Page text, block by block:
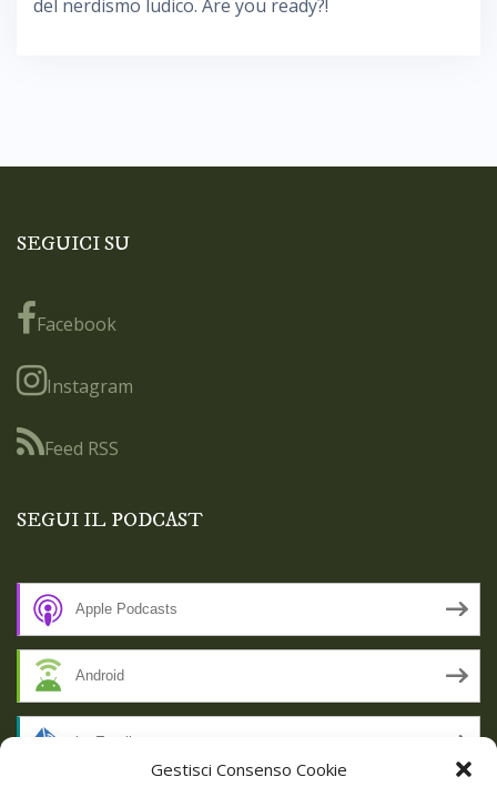
Gestisci Consenso Cookie
del nerdismo ludico. Are you ready?!
SEGUICI SU
Facebook
Instagram
Feed RSS
SEGUI IL PODCAST
Apple Podcasts
Android
by Email